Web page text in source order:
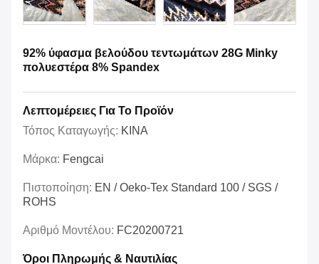
92% ύφασμα βελούδου τεντωμάτων 28G Minky
πολυεστέρα 8% Spandex
Λεπτομέρειες Για Το Προϊόν
Τόπος Καταγωγής: ΚΙΝΑ
Μάρκα: Fengcai
Πιστοποίηση: EN / Oeko-Tex Standard 100 / SGS /
ROHS
Αριθμό Μοντέλου: FC20200721
Όροι Πληρωμής & Ναυτιλίας